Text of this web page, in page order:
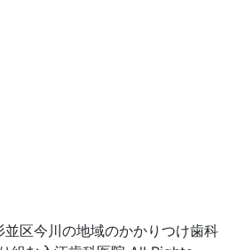
区今川の地域のかかりつけ歯科